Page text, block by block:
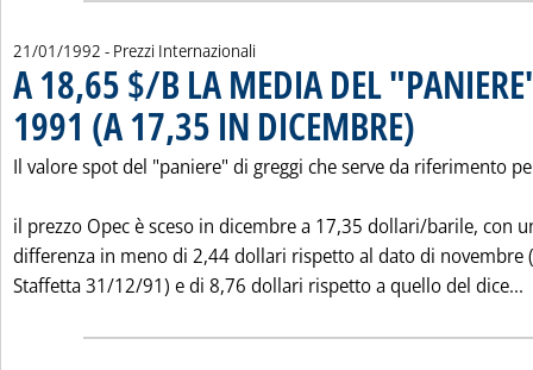
21/01/1992 - Prezzi Internazionali
A 18,65 $/B LA MEDIA DEL
1991 (A 17,35 IN DICEMBRE)
Il valore spot del "paniere" di greggi che serve da riferimento
il prezzo Opec è sceso in dicembre a 17,35 dollari/barile, con
differenza in meno di 2,44 dollari rispetto al dato di novembre
Staffetta 31/12/91) e di 8,76 dollari rispetto a quello del dice...